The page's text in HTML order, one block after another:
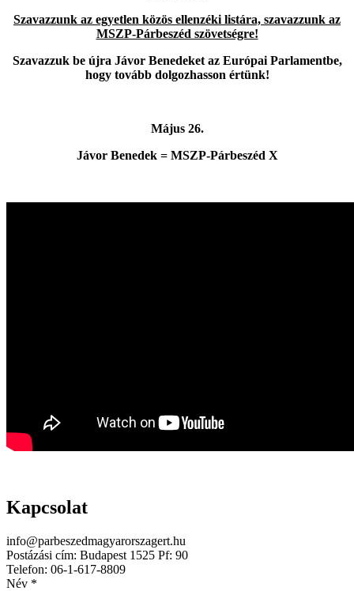
Szavazzunk az egyetlen közös ellenzéki listára, szavazzunk az
MSZP-Párbeszéd szövetségre!
Szavazzuk be újra Jávor Benedeket az Európai Parlamentbe,
hogy tovább dolgozhasson értünk!
Május 26.
Jávor Benedek = MSZP-Párbeszéd X
Kapcsolat
info@parbeszedmagyarorszagert.hu
Postázási cím: Budapest 1525 Pf: 90
Telefon: 06-1-617-8809
Név *